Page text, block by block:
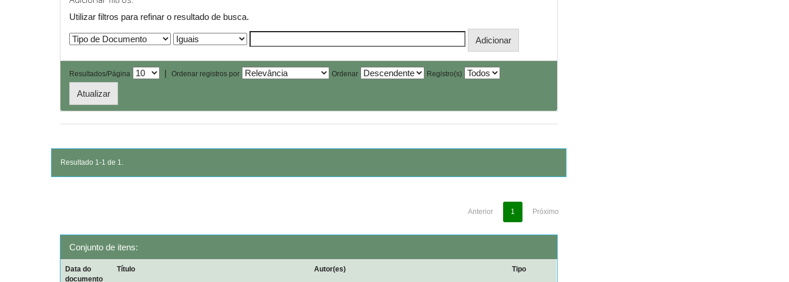
Utilizar filtros para refinar o resultado de busca.
Resultados/Página | Ordenar registros por Ordenar Registro(s)
Resultado 1-1 de 1.
Anterior 1 Próximo
Conjunto de itens:
Data do
documento
Título Autor(es) Tipo